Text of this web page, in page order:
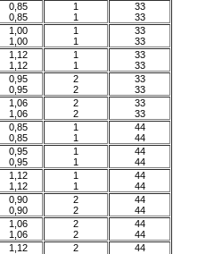
0,85
0,85
1
1
33
33
1,00
1,00
1
1
33
33
1,12
1,12
1
1
33
33
0,95
0,95
2
2
33
33
1,06
1,06
2
2
33
33
0,85
0,85
1
1
44
44
0,95
0,95
1
1
44
44
1,12
1,12
1
1
44
44
0,90
0,90
2
2
44
44
1,06
1,06
2
2
44
44
1,12
2
44